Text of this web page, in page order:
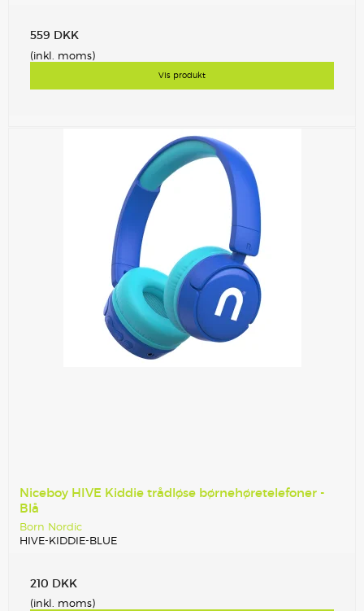
559 DKK
(inkl. moms)
Vis produkt
Niceboy HIVE Kiddie trådløse børnehøretelefoner -
Blå
Born Nordic
HIVE-KIDDIE-BLUE
210 DKK
(inkl. moms)